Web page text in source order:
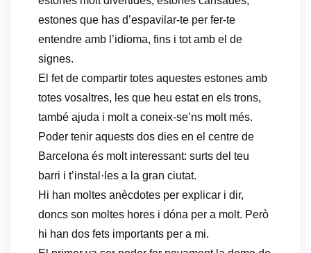
estones que has d’espavilar-te per fer-te
entendre amb l’idioma, fins i tot amb el de
signes.
El fet de compartir totes aquestes estones amb
totes vosaltres, les que heu estat en els trons,
també ajuda i molt a coneix-se’ns molt més.
Poder tenir aquests dos dies en el centre de
Barcelona és molt interessant: surts del teu
barri i t’instal·les a la gran ciutat.
Hi han moltes anècdotes per explicar i dir,
doncs son moltes hores i dóna per a molt. Però
hi han dos fets importants per a mi.